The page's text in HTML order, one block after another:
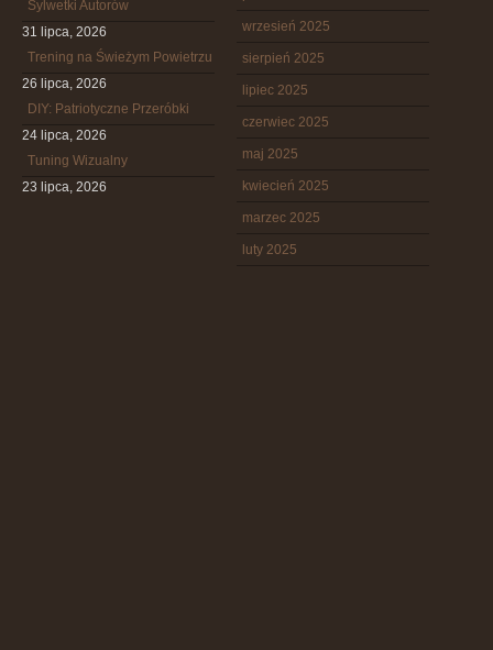
Sylwetki Autorów
31 lipca, 2026
Trening na Świeżym Powietrzu
26 lipca, 2026
DIY: Patriotyczne Przeróbki
24 lipca, 2026
Tuning Wizualny
23 lipca, 2026
wrzesień 2025
sierpień 2025
lipiec 2025
czerwiec 2025
maj 2025
kwiecień 2025
marzec 2025
luty 2025